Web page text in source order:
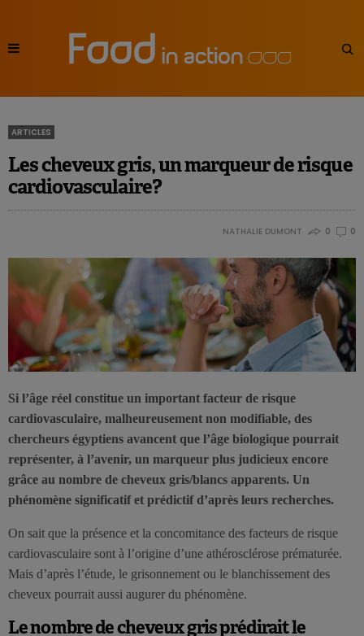
ARTICLES
Les cheveux gris, un marqueur de risque
cardiovasculaire?
NATHALIE DUMONT 0 0
Si l’âge réel constitue un important facteur de risque
cardiovasculaire, malheureusement non modifiable, des
chercheurs égyptiens avancent que l’âge biologique pourrait
représenter, à l’avenir, un marqueur plus judicieux encore
grâce au nombre de cheveux gris/blancs apparents. Un
phénomène significatif et prédictif d’après leurs recherches.
On sait que la présence et la concomitance des facteurs de risque
cardiovasculaire sont à l’origine d’une athérosclérose prématurée.
Mais d’après l’étude, le grisonnement ou le blanchissement des
cheveux pourrait aussi augurer du phénomène.
Le nombre de cheveux gris prédirait le